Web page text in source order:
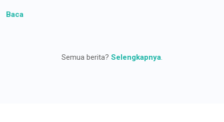
Baca
Semua berita? Selengkapnya